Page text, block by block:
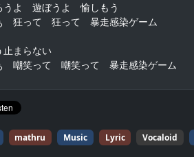
うよ　遊ぼうよ　愉しもう
　狂って　狂って　暴走感染ゲーム
止まらない
　嘲笑って　嘲笑って　暴走感染ゲーム
mathru Music Lyric Vocaloid